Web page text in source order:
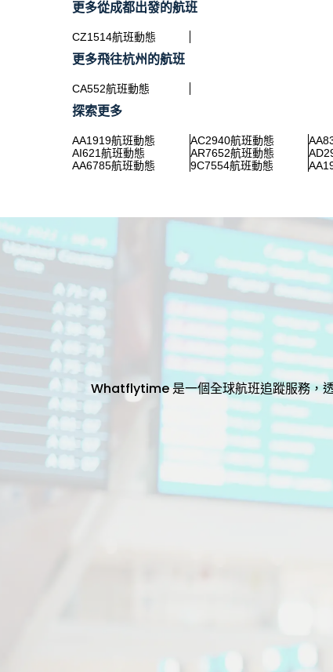
更多從成都出發的航班
CZ1514航班動態
更多飛往杭州的航班
CA552航班動態
探索更多
AA1919航班動態 AC2940航班動態
AI621航班動態
AR7652航班動態
AA6785航班動態
9C7554航班動態
Whatflytime 是一個全球航班追蹤服務，